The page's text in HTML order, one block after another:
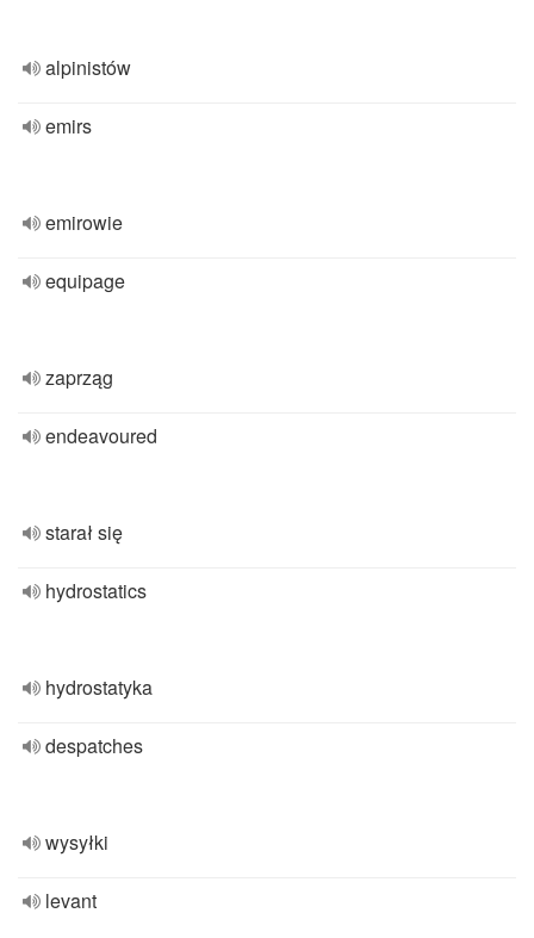
alpinistów
emirs
emirowie
equipage
zaprząg
endeavoured
starał się
hydrostatics
hydrostatyka
despatches
wysyłki
levant